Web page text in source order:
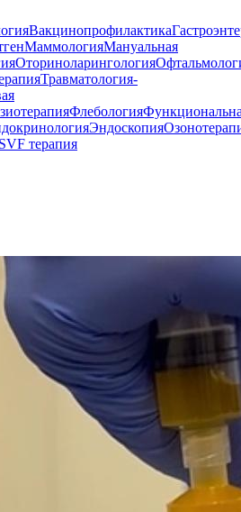
Вакцинопрофилактика
МаммологияМануальная
Оториноларингология
Травматология-
Флебология
Эндоскопия
SVF терапия